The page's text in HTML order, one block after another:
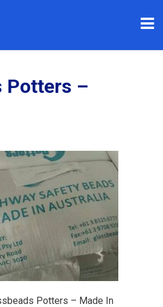
Potters –
Potters – Made In